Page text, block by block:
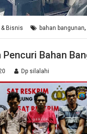
Bisnis bahan bangunan,
Bahan
Dp silalahi